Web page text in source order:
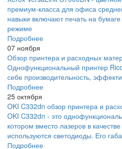
премиум-класса для офиса
навыки включают печать на
режиме
Подробнее
07 ноября
Обзор принтера и расходных
Однофункциональный принтер
себе производительность,
Подробнее
25 октября
OKI C332dn обзор принтера и
OKI C332dn - это
котором вместо лазеров в
используются светодиоды. Его
Подробнее